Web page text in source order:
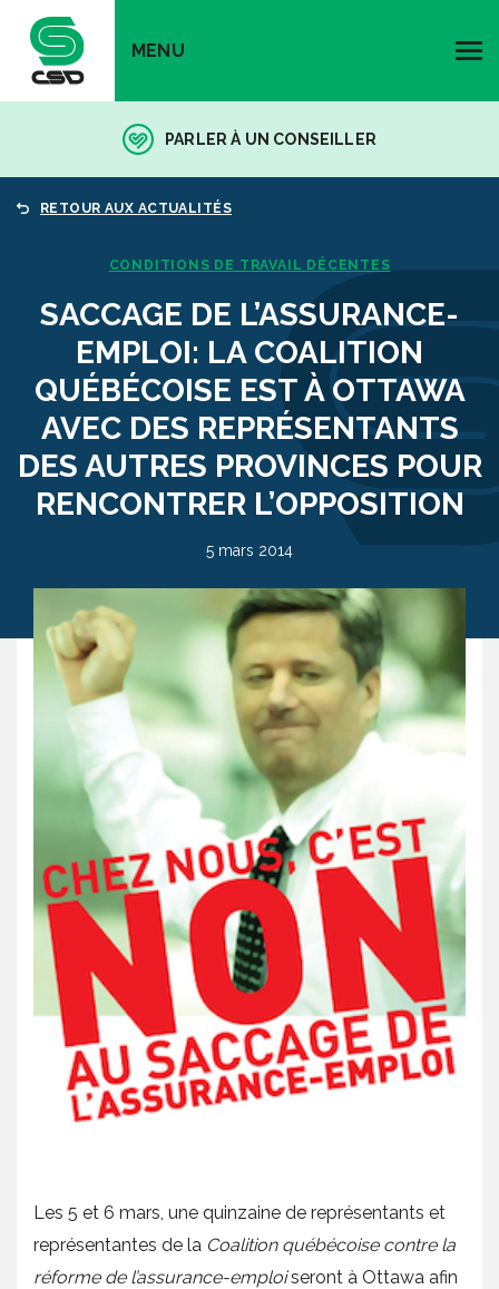
MENU
PARLER À UN CONSEILLER
RETOUR AUX ACTUALITÉS
CONDITIONS DE TRAVAIL DÉCENTES
SACCAGE DE L’ASSURANCE-
EMPLOI: LA COALITION
QUÉBÉCOISE EST À OTTAWA
AVEC DES REPRÉSENTANTS
DES AUTRES PROVINCES POUR
RENCONTRER L’OPPOSITION
5 mars 2014
Les 5 et 6 mars, une quinzaine de représentants et
représentantes de la Coalition québécoise contre la
réforme de l’assurance-emploiseront à Ottawa afin